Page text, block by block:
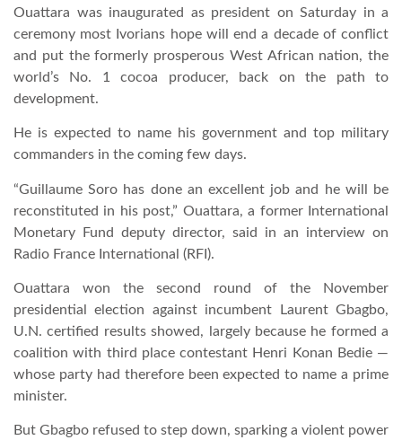
TROPICALMAGAZIN
A NAP SZÉPE
LINKTR.EE
DOBRAVERO.HU
Ouattara was inaugurated as president on Saturday in a
ceremony most Ivorians hope will end a decade of conflict
and put the formerly prosperous West African nation, the
world’s No. 1 cocoa producer, back on the path to
development.
He is expected to name his government and top military
commanders in the coming few days.
“Guillaume Soro has done an excellent job and he will be
reconstituted in his post,” Ouattara, a former International
Monetary Fund deputy director, said in an interview on
Radio France International (RFI).
Ouattara won the second round of the November
presidential election against incumbent Laurent Gbagbo,
U.N. certified results showed, largely because he formed a
coalition with third place contestant Henri Konan Bedie —
whose party had therefore been expected to name a prime
minister.
But Gbagbo refused to step down, sparking a violent power